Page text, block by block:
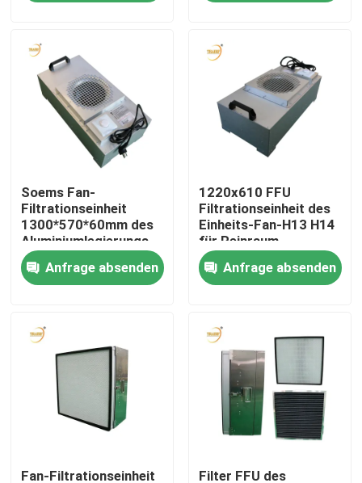
Produkte
Videos
Fabrik-Ausflug
Qualitätskontrolle
Tiefer Filter der Falten-HEPA
Vor Luftfilter
FFU-Einheit
Soems Fan-
Filtrationseinheit
1300*570*60mm des
Aluminiumlegierungs-
Rahmen-Reinraum-
HEPAAnfrage absenden
1220x610 FFU
Filtrationseinheit des
Einheits-Fan-H13 H14
für Reinraum
Anfrage absenden
Fan-Filtrationseinheit Filter FFU des